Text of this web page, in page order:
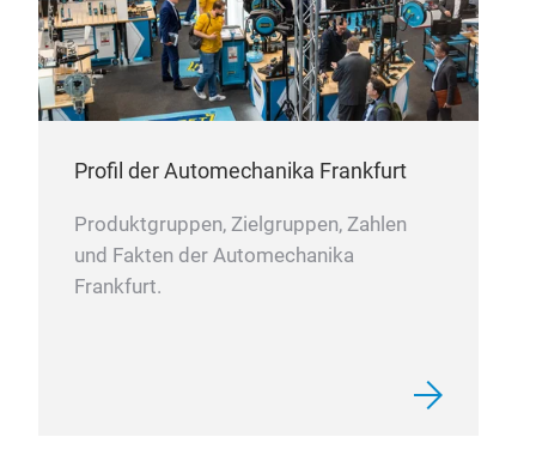
Profil der Automechanika Frankfurt
Produktgruppen, Zielgruppen, Zahlen
und Fakten der Automechanika
Frankfurt.